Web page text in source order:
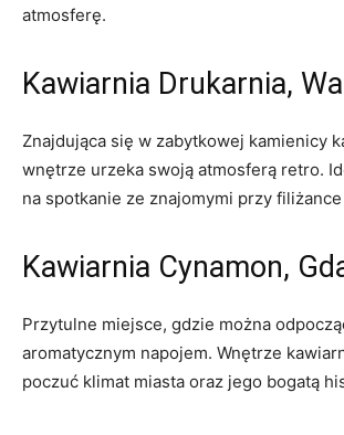
atmosferę.
Kawiarnia Drukarnia,
Znajdująca się w zabytkowej kamienicy
wnętrze urzeka swoją atmosferą​ retro.
na spotkanie ze znajomymi przy
Kawiarnia Cynamon,
Przytulne miejsce, gdzie można
aromatycznym napojem. Wnętrze
poczuć‌ klimat miasta oraz jego ‍bogatą